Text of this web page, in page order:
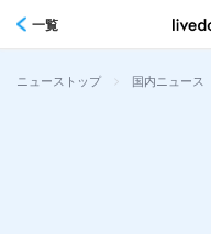
一覧
ニューストップ > 国内ニュース